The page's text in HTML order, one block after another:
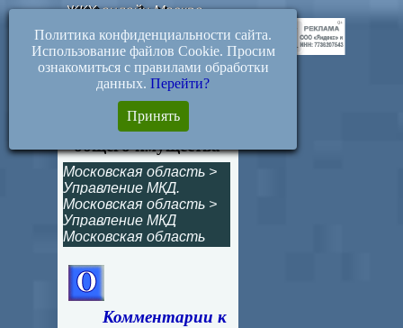
ЖКХ-онлайн.Москва
267/2022-ОЗ. Об
определении состава
общего имущества
Московская область >
Управление МКД.
Московская область >
Управление МКД
Московская область
Комментарии к
Политика конфиденциальности сайта.
Использование файлов Cookie. Просим
ознакомиться с правилами обработки
данных. Перейти?
Принять